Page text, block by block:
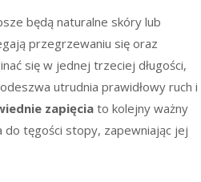
będą naturalne skóry lub
przegrzewaniu się oraz
się w jednej trzeciej długości,
utrudnia prawidłowy ruch i
zapięciato kolejny ważny
do tęgości stopy, zapewniając jej